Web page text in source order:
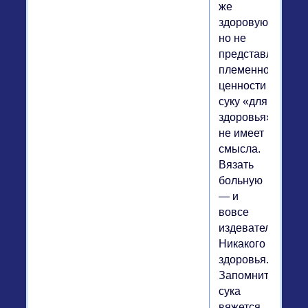
же
здоровую,
но не
племенной
ценности
суку «для
здоровья»
не имеет
смысла.
Вязать
больную
— и
вовсе
издевательство.
Никакого
здоровья.
Запомните:
сука